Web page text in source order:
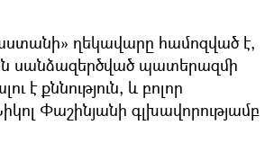
ղեկավարը համոզված է,
սանձազերծված պատերազմի
է քննություն, և բոլոր
Փաշինյանի գլխավորությամբ